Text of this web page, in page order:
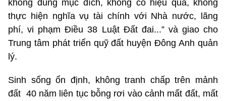
không đúng mục đích, không có hiệu quả, không
thực hiện nghĩa vụ tài chính với Nhà nước, lãng
phí, vi phạm Điều 38 Luật Đất đai...” và giao cho
Trung tâm phát triển quỹ đất huyện Đông Anh quản
lý.
Sinh sống ổn định, không tranh chấp trên mảnh
đất 40 năm liên tục bỗng rơi vào cảnh mất đất, mất